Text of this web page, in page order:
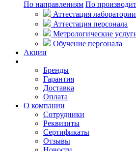
По направлениям По
Аттестация лаборатории
Аттестация персонала
Метрологические
Обучение персонала
Акции
Бренды
Гарантия
Доставка
Оплата
О компании
Сотрудники
Реквизиты
Сертификаты
Отзывы